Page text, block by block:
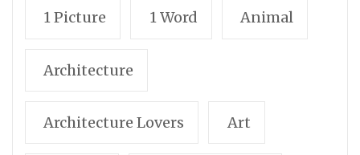
1 Picture 1 Word Animal
Architecture
Architecture Lovers Art